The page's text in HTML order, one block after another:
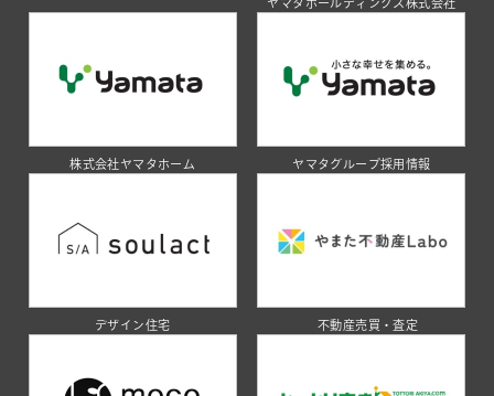
株式会社ヤマタホーム ヤマタグループ採用情報
デザイン住宅 不動産売買・査定